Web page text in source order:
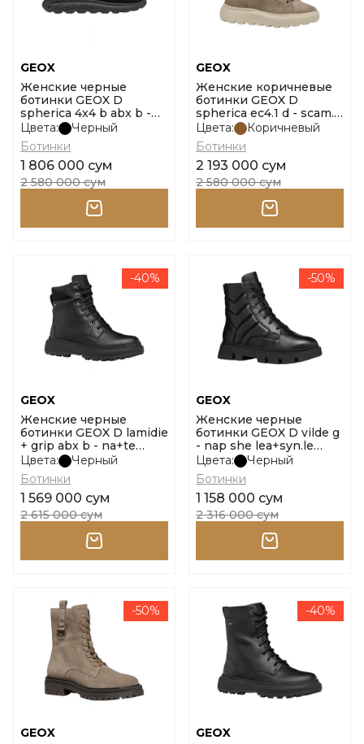
GEOX
Женские черные
ботинки GEOX D
spherica 4x4 b abx b -
scam. размер 37
Цвета:
Черный
Ботинки
1 806 000 сум
2 580 000 сум
GEOX
Женские коричневые
ботинки GEOX D
spherica ec4.1 d - scam.
размер 37
Цвета:
Коричневый
Ботинки
2 193 000 сум
2 580 000 сум
-40%
GEOX
Женские черные
ботинки GEOX D lamidie
+ grip abx b - na+te
размер 40
Цвета:
Черный
Ботинки
1 569 000 сум
2 615 000 сум
-50%
GEOX
Женские черные
ботинки GEOX D vilde g
- nap she lea+syn.le
размер 36
Цвета:
Черный
Ботинки
1 158 000 сум
2 316 000 сум
-50%
GEOX
-40%
GEOX